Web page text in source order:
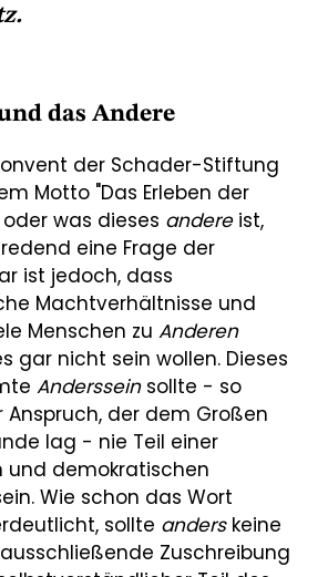
das Andere
der Schader-Stiftung
Motto "Das Erleben der
was dieses andereist,
eine Frage der
ist jedoch, dass
Machtverhältnisse und
Menschen zu Anderen
gar nicht sein wollen. Dieses
Andersseinsollte - so
der dem Großen
lag - nie Teil einer
und demokratischen
Wie schon das Wort
sollte anders keine
Zuschreibung